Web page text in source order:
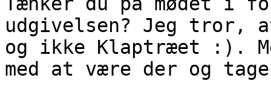
udgivelsen? Jeg tror,
og ikke Klaptræet :).
med at være der og